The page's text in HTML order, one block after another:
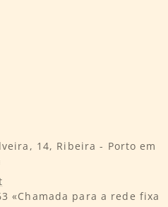
14, Ribeira - Porto em
«Chamada para a rede fixa